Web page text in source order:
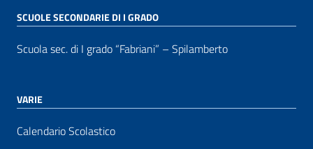
SCUOLE SECONDARIE DI I GRADO
Scuola sec. di I grado “Fabriani” – Spilamberto
VARIE
Calendario Scolastico